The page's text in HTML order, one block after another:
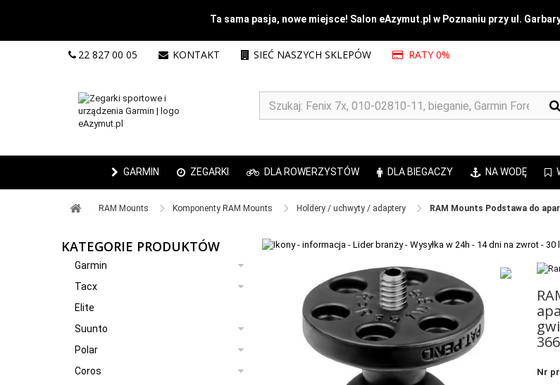
Ta sama pasja, nowe miejsce! Salon eAzymut.pl w Poznaniu przy ul.
22 827 00 05 KONTAKT SIEĆ NASZYCH SKLEPÓW RATY 0%
GARMIN ZEGARKI DLA ROWERZYSTÓW DLA BIEGACZY NA WODĘ
RAM Mounts ​ Komponenty RAM Mounts ​ Holdery / uchwyty / adaptery ​ RAM Mounts Podstawa do
KATEGORIE PRODUKTÓW
Garmin
Tacx
Elite
Suunto
Polar
Coros
Nr